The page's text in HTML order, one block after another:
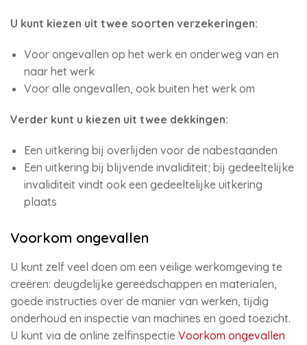
U kunt kiezen uit twee soorten verzekeringen:
Voor ongevallen op het werk en onderweg van en
naar het werk
Voor alle ongevallen, ook buiten het werk om
Verder kunt u kiezen uit twee dekkingen:
Een uitkering bij overlijden voor de nabestaanden
Een uitkering bij blijvende invaliditeit; bij gedeeltelijke
invaliditeit vindt ook een gedeeltelijke uitkering
plaats
Voorkom ongevallen
U kunt zelf veel doen om een veilige werkomgeving te
creëren: deugdelijke gereedschappen en materialen,
goede instructies over de manier van werken, tijdig
onderhoud en inspectie van machines en goed toezicht.
U kunt via de online zelfinspectie Voorkom ongevallen